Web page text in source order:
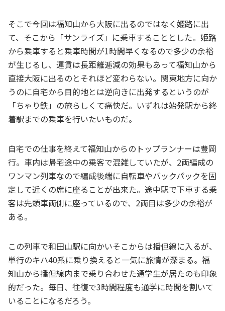
そこで今回は福知山から大阪に出るのではなく姫路に出
て、そこから「サンライズ」に乗車することとした。姫路
から乗車すると乗車時間が1時間早くなるので多少の余裕
が生じるし、運賃は長距離逓減の効果もあって福知山から
直接大阪に出るのとそれほど変わらない。関東地方に向か
うのに自宅から目的地とは逆向きに出発するというのが
「ちゃり鉄」の旅らしくて痛快だ。いずれは始発駅から終
着駅までの乗車を行いたいものだ。
自宅での仕事を終えて福知山からのトップランナーは豊岡
行。車内は帰宅途中の乗客で混雑していたが、2両編成の
ワンマン列車なので編成後端に自転車やバックパックを固
定して近くの席に座ることが出来た。途中駅で下車する乗
客は先頭車両側に座っているので、2両目は多少の余裕が
ある。
この列車で和田山駅に向かいそこからは播但線に入るが、
単行のキハ40系に乗り換えると一気に旅情が深まる。福
知山から播但線内まで乗り合わせた通学生が居たのも印象
的だった。毎日、往復で3時間程度も通学に時間を割いて
いることになるだろう。